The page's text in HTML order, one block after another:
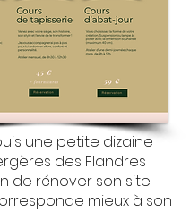
une petite dizaine
des Flandres
de rénover son site
mieux à son